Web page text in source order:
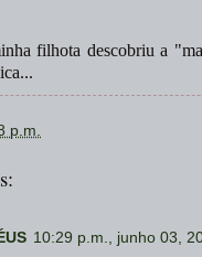
filhota descobriu a
p.m.
10:29 p.m., junho 03,